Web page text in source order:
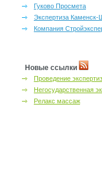
Гуково Просмета
Экспертиза Каменск-
Компания
Новые ссылки
Проведение
Негосударственная
Релакс массаж